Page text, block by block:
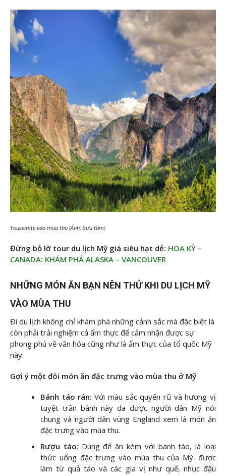
Yousemite vào mùa thu (Ảnh: Sưu tầm)
Đừng bỏ lỡ tour du lịch Mỹ giá siêu hạt dẻ: HOA KỲ –
CANADA: KHÁM PHÁ ALASKA – VANCOUVER
NHỮNG MÓN ĂN BẠN NÊN THỬ KHI DU LỊCH MỸ
VÀO MÙA THU
Đi du lịch không chỉ khám phá những cảnh sắc mà đặc biệt là
còn phải trải nghiệm cả ẩm thực để cảm nhận được sự
phong phú về văn hóa cũng như là ẩm thực của tổ quốc Mỹ
này.
Gợi ý một đôi món ăn đặc trưng vào mùa thu ở Mỹ
Bánh táo rán: Với màu sắc quyến rũ và hương vị
tuyệt trần bánh này đã được người dân Mỹ nói
chung và người dân vùng England xem là món ăn
đặc trưng vào mùa thu.
Rượu táo: Dùng để ăn kèm với bánh táo, là loại
thức uống đặc trưng vào mùa thu của Mỹ. được
làm từ quả táo và các gia vị như quế, nhục đậu